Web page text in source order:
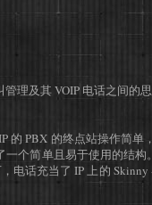
理及其 VOIP 电话之间的
PBX 的终点站操作简单
个简单且易于使用的结构
电话充当了 IP 上的